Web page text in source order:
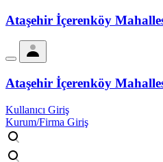
Ataşehir İçerenköy
Ataşehir İçerenköy
Kullanıcı Giriş
Kurum/Firma Giriş